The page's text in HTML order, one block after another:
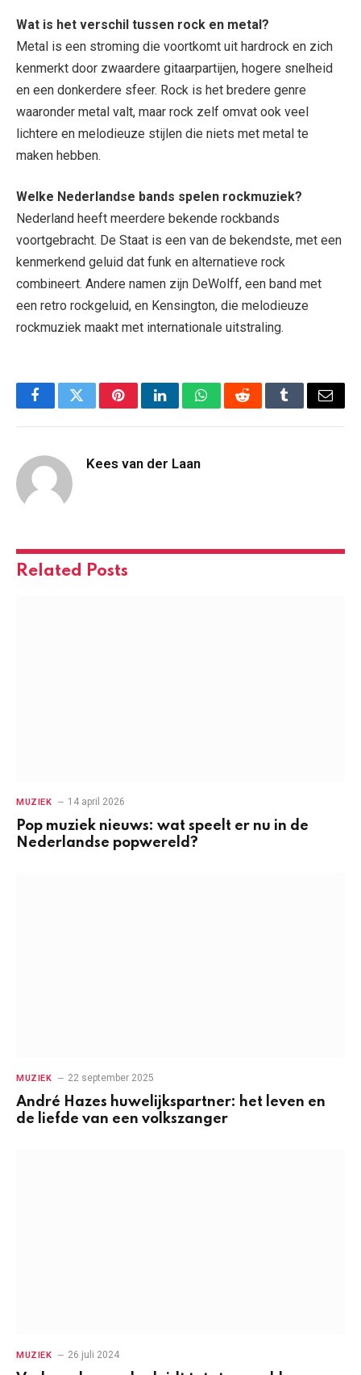
Wat is het verschil tussen rock en metal?
Metal is een stroming die voortkomt uit hardrock en zich
kenmerkt door zwaardere gitaarpartijen, hogere snelheid
en een donkerdere sfeer. Rock is het bredere genre
waaronder metal valt, maar rock zelf omvat ook veel
lichtere en melodieuze stijlen die niets met metal te
maken hebben.
Welke Nederlandse bands spelen rockmuziek?
Nederland heeft meerdere bekende rockbands
voortgebracht. De Staat is een van de bekendste, met een
kenmerkend geluid dat funk en alternatieve rock
combineert. Andere namen zijn DeWolff, een band met
een retro rockgeluid, en Kensington, die melodieuze
rockmuziek maakt met internationale uitstraling.
FacebookTwitterPinterestLinkedInWhatsAppRedditTumblrEmail
Kees van der Laan
Related Posts
MUZIEK 14 april 2026
Pop muziek nieuws: wat speelt er nu in de
Nederlandse popwereld?
MUZIEK 22 september 2025
André Hazes huwelijkspartner: het leven en
de liefde van een volkszanger
MUZIEK 26 juli 2024